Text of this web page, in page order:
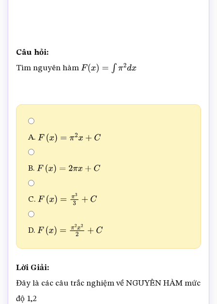
Câu hỏi:
Tìm nguyên hàm F (x)= ∫π 2d x
A. F x)= π2 x+ C
B. F x)= 2π x+C
C. F x)= π3 +
D. F x)= π2 2+
Lời Giải:
Đây là các câu trắc nghiệm về NGUYÊN HÀM mức
độ 1,2